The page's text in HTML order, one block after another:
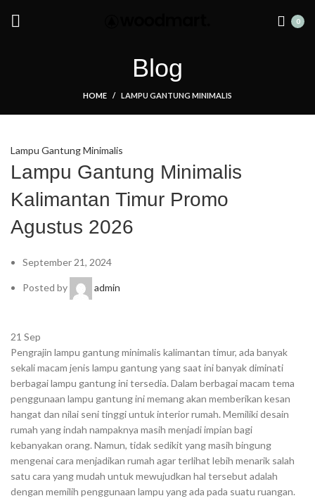
0
Blog
HOME LAMPU GANTUNG MINIMALIS
Lampu Gantung Minimalis
Lampu Gantung Minimalis
Kalimantan Timur Promo
Agustus 2026
September 21, 2024
Posted by admin
21 Sep
Pengrajin lampu gantung minimalis kalimantan timur, ada banyak
sekali macam jenis lampu gantung yang saat ini banyak diminati
berbagai lampu gantung ini tersedia. Dalam berbagai macam tema
penggunaan lampu gantung ini memang akan memberikan kesan
hangat dan nilai seni tinggi untuk interior rumah. Memiliki desain
rumah yang indah nampaknya masih menjadi impian bagi
kebanyakan orang. Namun, tidak sedikit yang masih bingung
mengenai cara menjadikan rumah agar terlihat lebih menarik salah
satu cara yang mudah untuk mewujudkan hal tersebut adalah
dengan memilih penggunaan lampu yang ada pada suatu ruangan.
Summer 25% discount on all last year's products home decor